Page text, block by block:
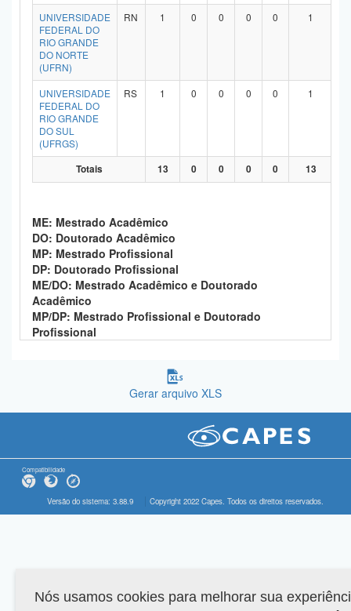
UNIVERSIDADE
FEDERAL DO
RIO GRANDE
DO NORTE
(UFRN)
RN 1 0 0 0 0 1
UNIVERSIDADE
FEDERAL DO
RIO GRANDE
DO SUL
(UFRGS)
RS 1 0 0 0 0 1
Totais 13 0 0 0 0 13
ME: Mestrado Acadêmico
DO: Doutorado Acadêmico
MP: Mestrado Profissional
DP: Doutorado Profissional
ME/DO: Mestrado Acadêmico e Doutorado
Acadêmico
MP/DP: Mestrado Profissional e Doutorado
Profissional
Gerar arquivo XLS
Compatibilidade
Versão do sistema: 3.88.9 Copyright 2022 Capes. Todos os direitos reservados.
Nós usamos cookies para melhorar sua